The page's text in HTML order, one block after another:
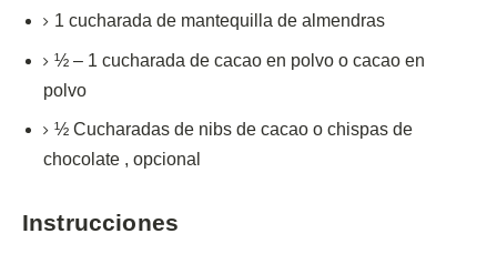
1 cucharada de mantequilla de almendras
½ – 1 cucharada de cacao en polvo o cacao en
polvo
½ Cucharadas de nibs de cacao o chispas de
chocolate , opcional
Instrucciones